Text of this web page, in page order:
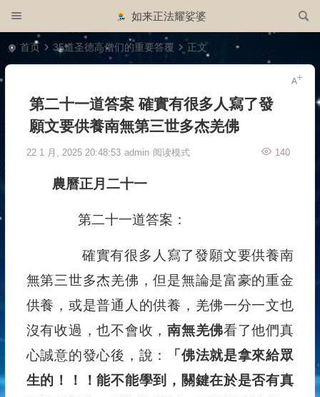
如来正法耀娑婆
首页 35道圣德高僧们的重要答覆 正文
第二十一道答案 確實有很多人寫了發
願文要供養南無第三世多杰羌佛
22 1 月, 2025 20:48:53 admin 140
阅读模式
農曆正月二十一
第二十一道答案：
確實有很多人寫了發願文要供養南
無第三世多杰羌佛，但是無論是富豪的重金
供養，或是普通人的供養，羌佛一分一文也
沒有收過，也不會收，南無羌佛看了他們真
心誠意的發心後，說：
「佛法就是拿來給眾
生的！！！能不能學到，關鍵在於是否有真